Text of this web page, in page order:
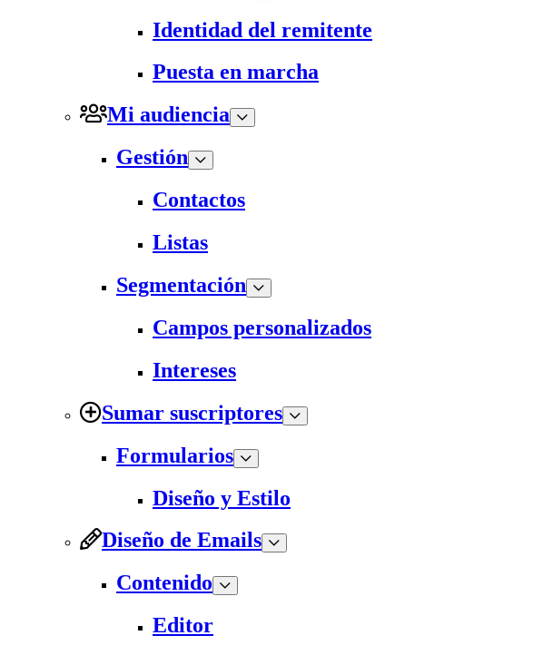
Identidad del remitente
Puesta en marcha
Mi audiencia
Gestión
Contactos
Listas
Segmentación
Campos personalizados
Intereses
Sumar suscriptores
Formularios
Diseño y Estilo
Diseño de Emails
Contenido
Editor